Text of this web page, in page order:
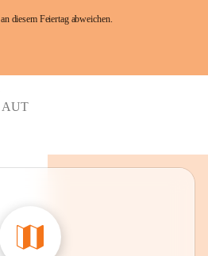
diesem Feiertag abweichen.
AUT